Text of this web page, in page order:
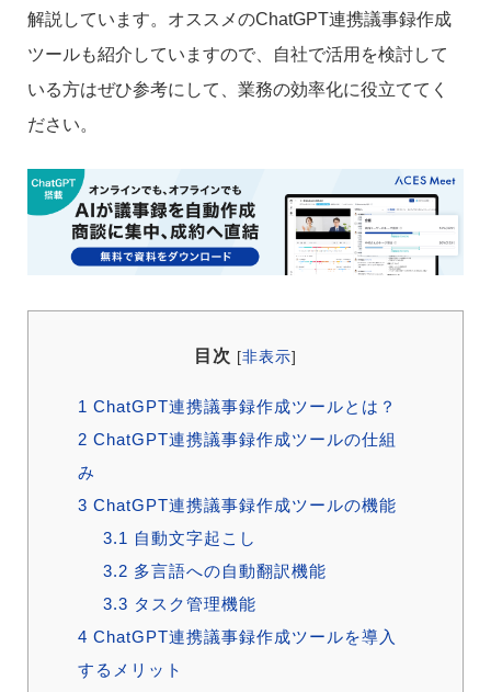
解説しています。オススメのChatGPT連携議事録作成
ツールも紹介していますので、自社で活用を検討して
いる方はぜひ参考にして、業務の効率化に役立ててく
ださい。
目次 [非表示]
1 ChatGPT連携議事録作成ツールとは？
2 ChatGPT連携議事録作成ツールの仕組
み
3 ChatGPT連携議事録作成ツールの機能
3.1 自動文字起こし
3.2 多言語への自動翻訳機能
3.3 タスク管理機能
4 ChatGPT連携議事録作成ツールを導入
するメリット